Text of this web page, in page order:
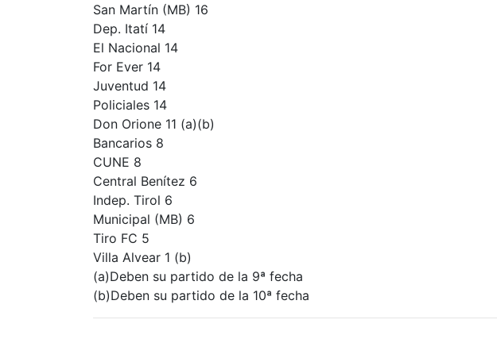
San Martín (MB) 16
Dep. Itatí 14
El Nacional 14
For Ever 14
Juventud 14
Policiales 14
Don Orione 11 (a)(b)
Bancarios 8
CUNE 8
Central Benítez 6
Indep. Tirol 6
Municipal (MB) 6
Tiro FC 5
Villa Alvear 1 (b)
(a)Deben su partido de la 9ª fecha
(b)Deben su partido de la 10ª fecha